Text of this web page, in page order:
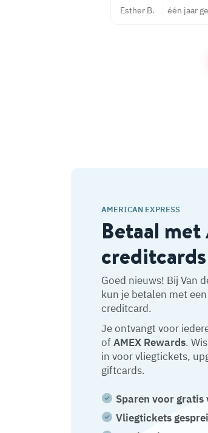
Esther B. één jaar
AMERICAN EXPRESS
Betaal
Goed nieuws! Bij Van
kun je betalen met
creditcard.
Je ontvangt voor
ofAMEX Rewards.
in voor vliegtickets,
giftcards.
Sparen voor
Vliegtickets